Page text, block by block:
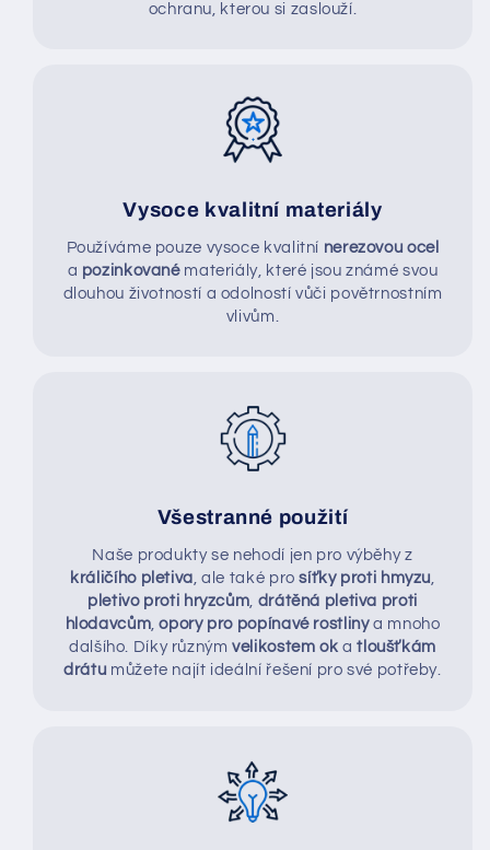
ochranu, kterou si zaslouží.
Vysoce kvalitní materiály
Používáme pouze vysoce kvalitní nerezovou ocel
a pozinkovanémateriály, které jsou známé svou
dlouhou životností a odolností vůči povětrnostním
vlivům.
Všestranné použití
Naše produkty se nehodí jen pro výběhy z
králičího pletiva, ale také prosíťky proti hmyzu,
pletivo proti hryzcům, drátěná pletiva proti
hlodavcům,opory pro popínavé rostlinya mnoho
dalšího. Díky různýmvelikostem ok atloušťkám
drátu můžete najít ideální řešení pro své potřeby.